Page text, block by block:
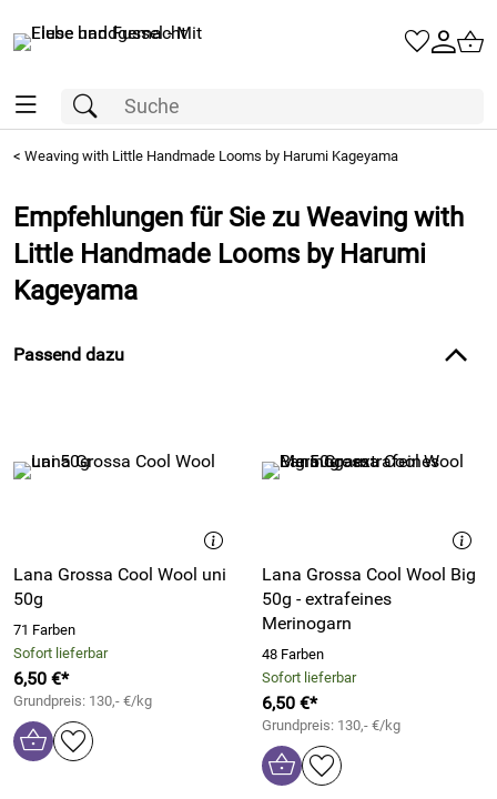
< Weaving with Little Handmade Looms by Harumi Kageyama
Empfehlungen für Sie zu Weaving with
Little Handmade Looms by Harumi
Kageyama
Passend dazu
Lana Grossa Cool Wool uni
50g
71 Farben
Sofort lieferbar
6,50 €*
Grundpreis: 130,- €/kg
Lana Grossa Cool Wool Big
50g - extrafeines
Merinogarn
48 Farben
Sofort lieferbar
6,50 €*
Grundpreis: 130,- €/kg